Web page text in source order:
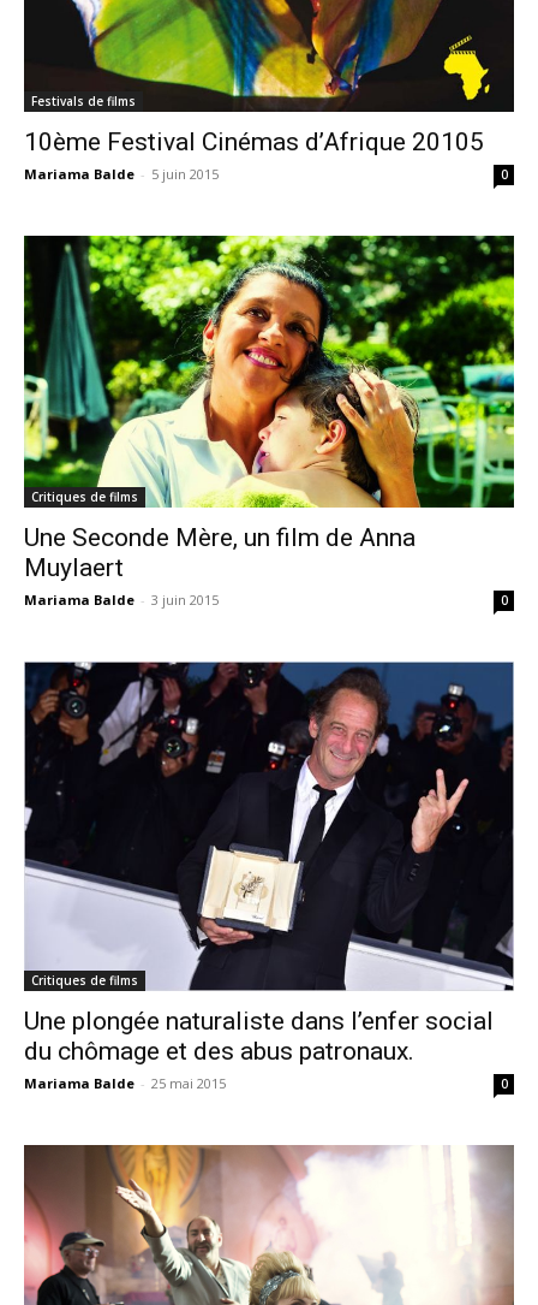
Festivals de films
10ème Festival Cinémas d’Afrique 20105
Mariama Balde - 5 juin 2015 0
Critiques de films
Une Seconde Mère, un film de Anna
Muylaert
Mariama Balde - 3 juin 2015 0
Critiques de films
Une plongée naturaliste dans l’enfer social
du chômage et des abus patronaux.
Mariama Balde - 25 mai 2015 0